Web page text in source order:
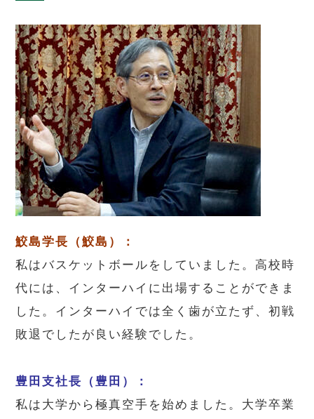
鮫島学長（鮫島）：
私はバスケットボールをしていました。高校時
代には、インターハイに出場することができま
した。インターハイでは全く歯が立たず、初戦
敗退でしたが良い経験でした。
豊田支社長（豊田）：
私は大学から極真空手を始めました。大学卒業